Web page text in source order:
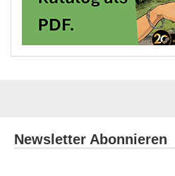
Newsletter Abonnieren